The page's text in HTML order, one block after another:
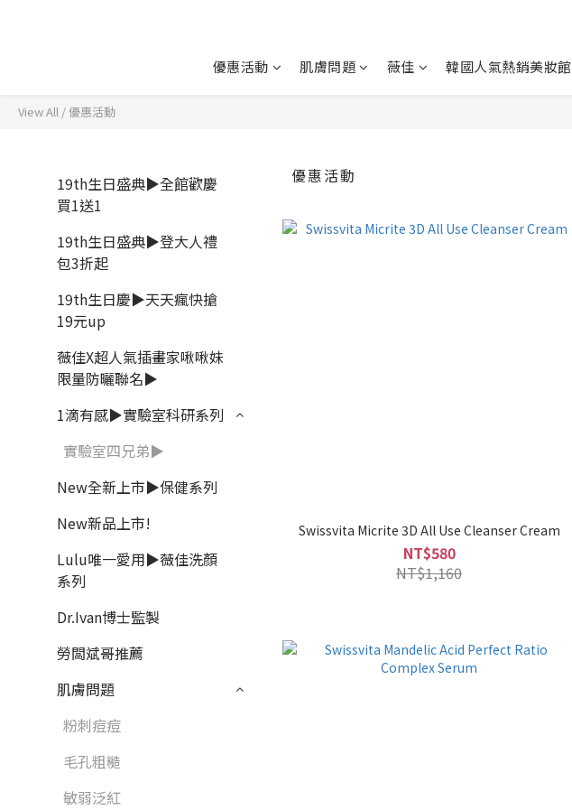
優惠活動 肌膚問題 薇佳 韓國人氣熱銷美妝館
View All /優惠活動
19th生日盛典▶全館歡慶
買1送1
19th生日盛典▶登大人禮
包3折起
19th生日慶▶天天瘋快搶
19元up
薇佳X超人氣插畫家啾啾妹
限量防曬聯名▶
1滴有感▶實驗室科研系列
實驗室四兄弟▶
New全新上市▶保健系列
New新品上市!
Lulu唯一愛用▶薇佳洗顏
系列
Dr.Ivan博士監製
勞闆斌哥推薦
肌膚問題
粉刺痘痘
毛孔粗糙
敏弱泛紅
優惠活動
Swissvita Micrite 3D All Use Cleanser Cream
NT$580
NT$1,160